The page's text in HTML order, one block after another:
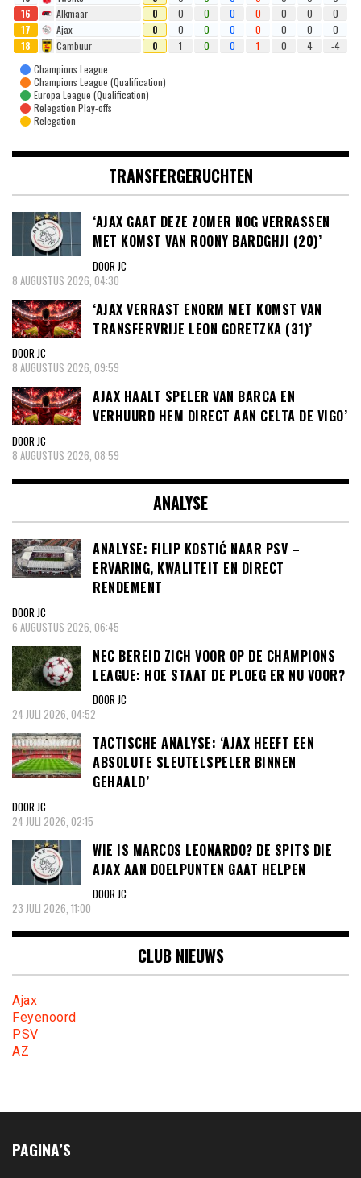
16
Alkmaar 0 0 0 0 0 0 0
0
17
Ajax 0 0 0 0 0 0 0
0
18
Cambuur 0 1 0 0 1 0 4
-4
Champions League
Champions League (Qualification)
Europa League (Qualification)
Relegation Play-offs
Relegation
TRANSFERGERUCHTEN
‘AJAX GAAT DEZE ZOMER NOG VERRASSEN
MET KOMST VAN ROONY BARDGHJI (20)’
DOOR JC
8 AUGUSTUS 2026, 04:30
‘AJAX VERRAST ENORM MET KOMST VAN
TRANSFERVRIJE LEON GORETZKA (31)’
DOOR JC
8 AUGUSTUS 2026, 09:59
AJAX HAALT SPELER VAN BARCA EN
VERHUURD HEM DIRECT AAN CELTA DE VIGO’
DOOR JC
8 AUGUSTUS 2026, 08:59
ANALYSE
ANALYSE: FILIP KOSTIĆ NAAR PSV –
ERVARING, KWALITEIT EN DIRECT
RENDEMENT
DOOR JC
6 AUGUSTUS 2026, 06:45
NEC BEREID ZICH VOOR OP DE CHAMPIONS
LEAGUE: HOE STAAT DE PLOEG ER NU VOOR?
DOOR JC
24 JULI 2026, 04:52
TACTISCHE ANALYSE: ‘AJAX HEEFT EEN
ABSOLUTE SLEUTELSPELER BINNEN
GEHAALD’
DOOR JC
24 JULI 2026, 02:15
WIE IS MARCOS LEONARDO? DE SPITS DIE
AJAX AAN DOELPUNTEN GAAT HELPEN
DOOR JC
23 JULI 2026, 11:00
CLUB NIEUWS
Ajax
Feyenoord
PSV
AZ
PAGINA’S